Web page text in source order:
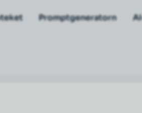
Promptgeneratorn